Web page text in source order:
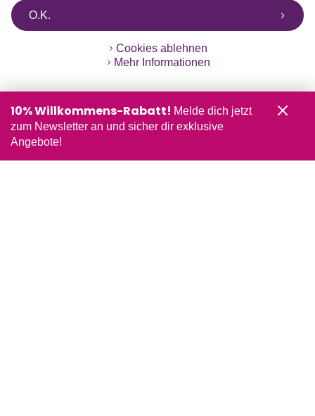
O.K.
Cookies ablehnen
Mehr Informationen
10% Willkommens-Rabatt! Melde dich jetzt
zum Newsletter an und sicher dir exklusive
Angebote!